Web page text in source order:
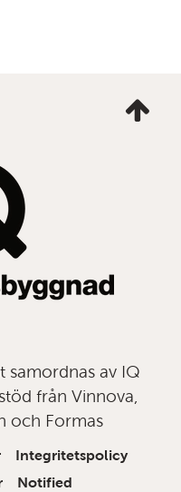
mig
samordnas av IQ
från Vinnova,
och Formas
Integritetspolicy
Notified